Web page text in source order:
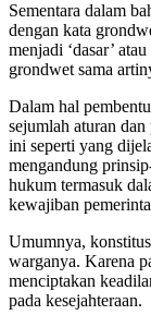
Sementara dalam
dengan kata
menjadi ‘dasar’
grondwet sama
Dalam hal
sejumlah aturan
ini seperti yang
mengandung
hukum termasuk
kewajiban
Umumnya,
warganya. Karena
menciptakan
pada kesejahteraan.